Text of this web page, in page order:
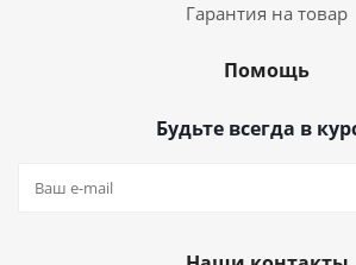
Гарантия на товар
Помощь
Будьте всегда в